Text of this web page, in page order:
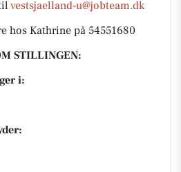
vestsjaelland-u@jobteam.dk
hos Kathrine på 54551680
STILLINGEN:
i: